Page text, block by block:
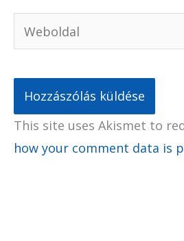
Weboldal
This site uses Akismet to
how your comment data is